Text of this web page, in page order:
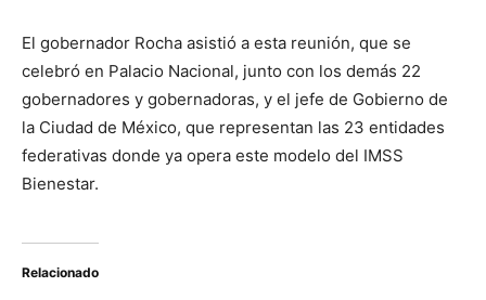
El gobernador Rocha asistió a esta reunión, que se
celebró en Palacio Nacional, junto con los demás 22
gobernadores y gobernadoras, y el jefe de Gobierno de
la Ciudad de México, que representan las 23 entidades
federativas donde ya opera este modelo del IMSS
Bienestar.
Relacionado